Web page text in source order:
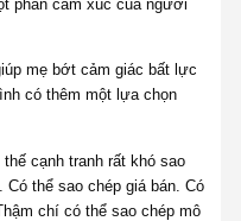
phần cảm xúc của người
mẹ bớt cảm giác bất lực
có thêm một lựa chọn
cạnh tranh rất khó sao
thể sao chép giá bán. Có
chí có thể sao chép mô